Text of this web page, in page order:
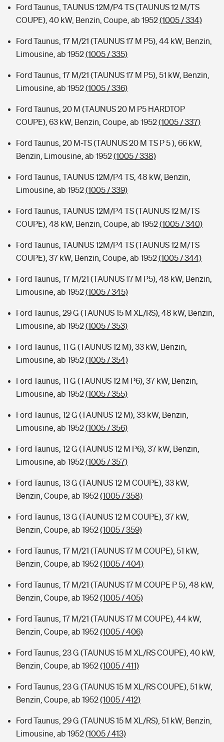
Ford Taunus, TAUNUS 12M/P4 TS (TAUNUS 12 M/TS
COUPE), 40 kW, Benzin, Coupe, ab 1952(1005 / 334)
Ford Taunus, 17 M/21 (TAUNUS 17 M P5), 44 kW, Benzin,
Limousine, ab 1952(1005 / 335)
Ford Taunus, 17 M/21 (TAUNUS 17 M P5), 51 kW, Benzin,
Limousine, ab 1952(1005 / 336)
Ford Taunus, 20 M (TAUNUS 20 M P5 HARDTOP
COUPE), 63 kW, Benzin, Coupe, ab 1952(1005 / 337)
Ford Taunus, 20 M-TS (TAUNUS 20 M TS P 5 ), 66 kW,
Benzin, Limousine, ab 1952(1005 / 338)
Ford Taunus, TAUNUS 12M/P4 TS, 48 kW, Benzin,
Limousine, ab 1952(1005 / 339)
Ford Taunus, TAUNUS 12M/P4 TS (TAUNUS 12 M/TS
COUPE), 48 kW, Benzin, Coupe, ab 1952(1005 / 340)
Ford Taunus, TAUNUS 12M/P4 TS (TAUNUS 12 M/TS
COUPE), 37 kW, Benzin, Coupe, ab 1952(1005 / 344)
Ford Taunus, 17 M/21 (TAUNUS 17 M P5), 48 kW, Benzin,
Limousine, ab 1952(1005 / 345)
Ford Taunus, 29 G (TAUNUS 15 M XL/RS), 48 kW, Benzin,
Limousine, ab 1952(1005 / 353)
Ford Taunus, 11 G (TAUNUS 12 M), 33 kW, Benzin,
Limousine, ab 1952(1005 / 354)
Ford Taunus, 11 G (TAUNUS 12 M P6), 37 kW, Benzin,
Limousine, ab 1952(1005 / 355)
Ford Taunus, 12 G (TAUNUS 12 M), 33 kW, Benzin,
Limousine, ab 1952(1005 / 356)
Ford Taunus, 12 G (TAUNUS 12 M P6), 37 kW, Benzin,
Limousine, ab 1952(1005 / 357)
Ford Taunus, 13 G (TAUNUS 12 M COUPE), 33 kW,
Benzin, Coupe, ab 1952(1005 / 358)
Ford Taunus, 13 G (TAUNUS 12 M COUPE), 37 kW,
Benzin, Coupe, ab 1952(1005 / 359)
Ford Taunus, 17 M/21 (TAUNUS 17 M COUPE), 51 kW,
Benzin, Coupe, ab 1952(1005 / 404)
Ford Taunus, 17 M/21 (TAUNUS 17 M COUPE P 5), 48 kW,
Benzin, Coupe, ab 1952(1005 / 405)
Ford Taunus, 17 M/21 (TAUNUS 17 M COUPE), 44 kW,
Benzin, Coupe, ab 1952(1005 / 406)
Ford Taunus, 23 G (TAUNUS 15 M XL/RS COUPE), 40 kW,
Benzin, Coupe, ab 1952(1005 / 411)
Ford Taunus, 23 G (TAUNUS 15 M XL/RS COUPE), 51 kW,
Benzin, Coupe, ab 1952(1005 / 412)
Ford Taunus, 29 G (TAUNUS 15 M XL/RS), 51 kW, Benzin,
Limousine, ab 1952(1005 / 413)